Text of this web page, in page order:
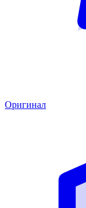
Оригинал